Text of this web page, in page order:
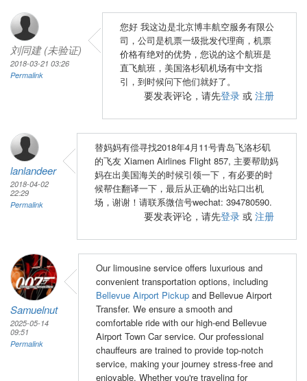
刘同建 (未验证)
2018-03-21 03:26
Permalink
您好 我这边是北京博丰航空服务有限公
司，公司是机票一级批发代理商，机票
价格有绝对的优势，您说的这个航班是
直飞航班，美国洛杉矶机场有中文指
引，到时候问下他们就好了。
要发表评论，请先登录 或 注册
lanlandeer
2018-04-02
22:29
Permalink
替妈妈有偿寻找2018年4月11号青岛飞洛杉矶
的飞友 Xiamen Airlines Flight 857, 主要帮助妈
妈在出美国海关的时候引领一下，有必要的时
候帮住翻译一下，最后从正确的出站口出机
场，谢谢！请联系微信号wechat: 394780590.
要发表评论，请先登录 或 注册
Samuelnut
2025-05-14
09:51
Permalink
Our limousine service offers luxurious and
convenient transportation options, including
Bellevue Airport Pickup and Bellevue Airport
Transfer. We ensure a smooth and
comfortable ride with our high-end Bellevue
Airport Town Car service. Our professional
chauffeurs are trained to provide top-notch
service, making your journey stress-free and
enjoyable. Whether you're traveling for